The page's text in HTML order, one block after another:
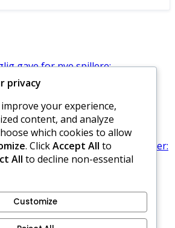
gave for nye spillere:
Innløsningsprosess, Bonuser
Gavebegrensninger:
med innløsning, Støtte
Era Kode Strategier:
Beste praksis, Tips
kampanjekoder for arrangementer:
koder, Belønninger,
praksis, Tips
informasjonskapsler
privacy
your experience,
content, and analyze
which cookies to allow
. ClickAccept All to
All to decline non-essential
Customize